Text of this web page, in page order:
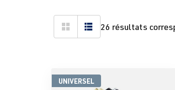
26 résultats
UNIVERSEL